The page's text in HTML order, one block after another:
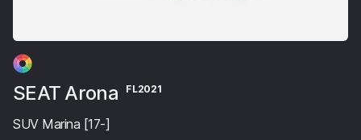
SEAT Arona FL2021
SUV Marina [17-]